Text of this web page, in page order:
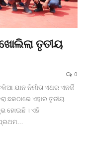
ତୃତୀୟ
0
ନିର୍ମାତା ଏଥର ଏନର୍ଜି
ଛକଠାରେ ଏହାର ତୃତୀୟ
ହୋଇଛି । ଏହି
…